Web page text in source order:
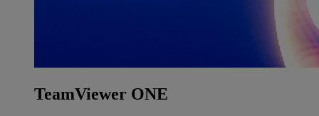
TeamViewer ONE